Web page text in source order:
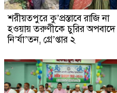
শরীয়তপুরে কু’প্রস্তাবে রাজি না
হওয়ায় তরুণীকে চুরির অপবাদে
নি’র্যা’তন, গ্রে’প্তার ২